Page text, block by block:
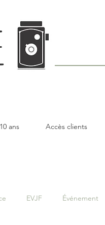
10 ans Accès clients
EVJF Événement